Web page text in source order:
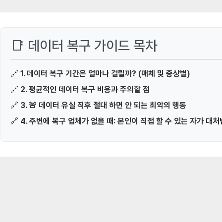
📑 데이터 복구 가이드 목차
🔗 1. 데이터 복구 기간은 얼마나 걸릴까? (매체 및 증상별)
🔗 2. 평균적인 데이터 복구 비용과 주의할 점
🔗 3. 🚨 데이터 유실 직후 절대 하면 안 되는 최악의 행동
🔗 4. 주변에 복구 업체가 없을 때: 본인이 직접 할 수 있는 자가 대처